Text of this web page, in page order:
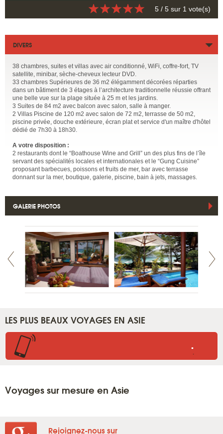
5 / 5 sur 1 vote(s)
DIVERS
38 chambres, suites et villas avec air conditionné, WiFi, coffre-fort, TV
satellite, minibar, sèche-cheveux lecteur DVD.
33 chambres Supérieures de 36 m2 élégamment décorées réparties
dans un bâtiment de 3 étages à l’architecture traditionnelle réussie offrant
une belle vue sur la plage située à 25 m et les jardins.
3 Suites de 84 m2 avec balcon avec salon, salle à manger.
2 Villas Piscine de 120 m2 avec salon de 72 m2, terrasse de 50 m2,
piscine privée, douche extérieure, écran plat et service d'un maître d'hôtel
dédié de 7h30 à 18h30.
A votre disposition :
2 restaurants dont le “Boathouse Wine and Grill” un des plus fins de l’île
servant des spécialités locales et internationales et le “Gung Cuisine”
proposant barbecues, poissons et fruits de mer, bar avec terrasse
donnant sur la mer, boutique, galerie, piscine, bain à jets, massages.
GALERIE PHOTOS
LES PLUS BEAUX VOYAGES EN ASIE
..
Voyages sur mesure en Asie
Rejoignez-nous sur